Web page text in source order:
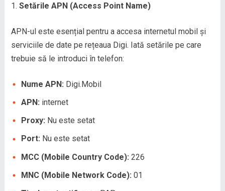
Setările APN (Access Point Name)
APN-ul este esențial pentru a accesa internetul mobil și
serviciile de date pe rețeaua Digi. Iată setările pe care
trebuie să le introduci în telefon:
Nume APN: Digi.Mobil
APN: internet
Proxy: Nu este setat
Port: Nu este setat
MCC (Mobile Country Code): 226
MNC (Mobile Network Code): 01